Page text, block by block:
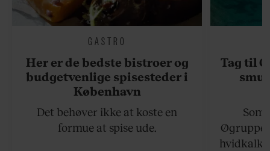
GASTRO
Her er de bedste bistroer og
budgetvenlige spisesteder i
København
Det behøver ikke at koste en
formue at spise ude.
Tag til